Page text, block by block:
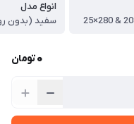
انواع مدل
0تومان